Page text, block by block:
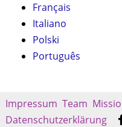
Français
Italiano
Polski
Português
Impressum Team
Datenschutzerklärung